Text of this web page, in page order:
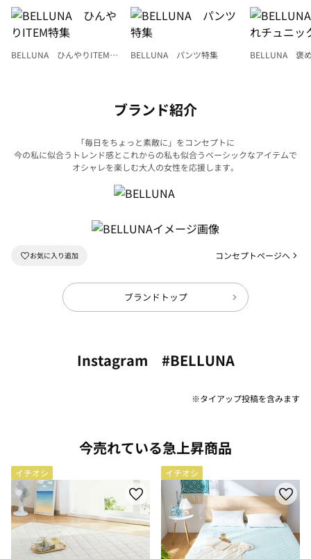
BELLUNA ひんやりITEM特
BELLUNA パンツ特集
BELLUNA 褒
ブランド紹介
「毎日をちょっと素敵に」をコンセプトに
今の私に似合うトレンド感とこれからの私も似合うベーシックなアイテムで
オシャレを楽しむ大人の女性を応援します。
コンセプトページへ
ブランドトップ
Instagram #BELLUNA
※タイアップ投稿を含みます
今売れている急上昇商品
イチオシ イチオシ